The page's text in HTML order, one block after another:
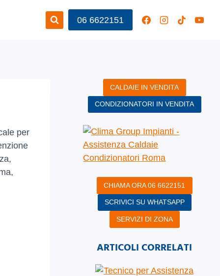
06 6622151
per
CALDAIE IN VENDITA
CONDIZIONATORI IN VENDITA
CHIAMA ORA 06 6622151
SCRIVICI SU WHATSAPP
SERVIZI DI ZONA
ARTICOLI CORRELATI